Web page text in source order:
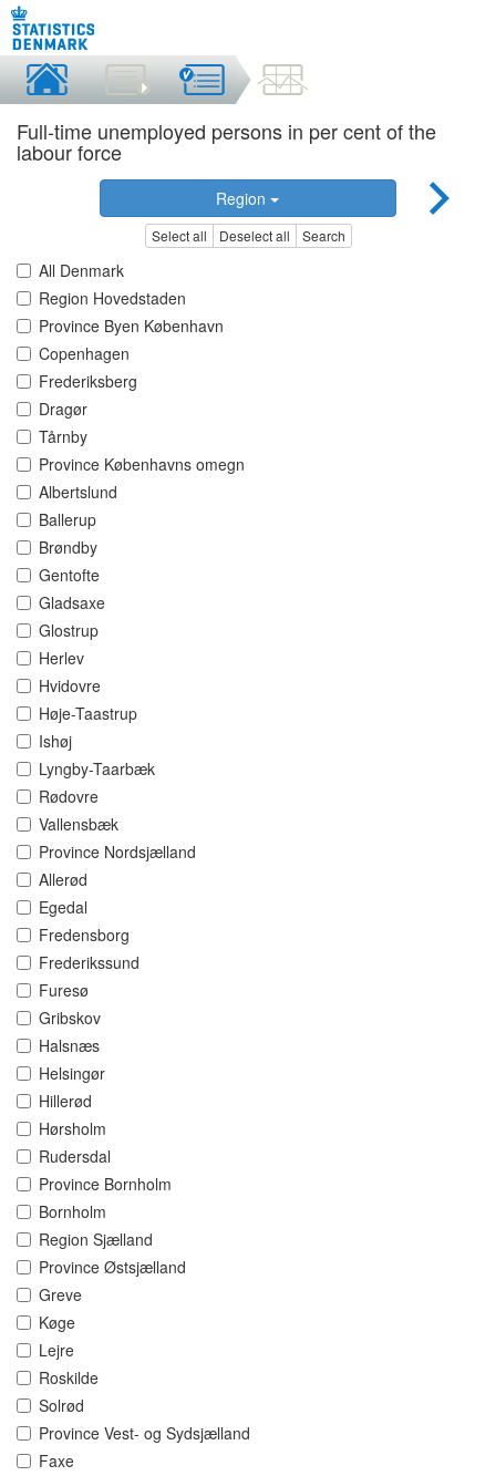
Full-time unemployed persons in per cent of the
labour force
Region
Select all Deselect all Search
All Denmark
Region Hovedstaden
Province Byen København
Copenhagen
Frederiksberg
Dragør
Tårnby
Province Københavns omegn
Albertslund
Ballerup
Brøndby
Gentofte
Gladsaxe
Glostrup
Herlev
Hvidovre
Høje-Taastrup
Ishøj
Lyngby-Taarbæk
Rødovre
Vallensbæk
Province Nordsjælland
Allerød
Egedal
Fredensborg
Frederikssund
Furesø
Gribskov
Halsnæs
Helsingør
Hillerød
Hørsholm
Rudersdal
Province Bornholm
Bornholm
Region Sjælland
Province Østsjælland
Greve
Køge
Lejre
Roskilde
Solrød
Province Vest- og Sydsjælland
Faxe